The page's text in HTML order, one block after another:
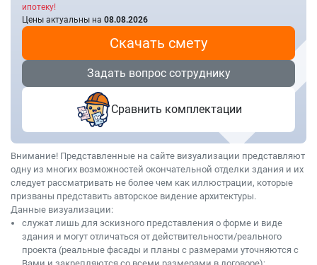
ипотеку!
Цены актуальны на 08.08.2026
Скачать смету
Задать вопрос сотруднику
Сравнить комплектации
Внимание! Представленные на сайте визуализации представляют
одну из многих возможностей окончательной отделки здания и их
следует рассматривать не более чем как иллюстрации, которые
призваны представить авторское видение архитектуры.
Данные визуализации:
служат лишь для эскизного представления о форме и виде
здания и могут отличаться от действительности/реального
проекта (реальные фасады и планы с размерами уточняются с